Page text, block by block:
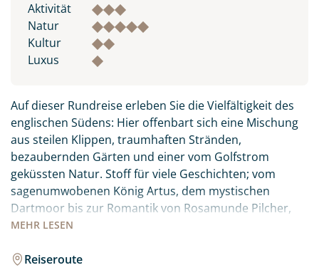
Aktivität
Natur
Kultur
Luxus
MEHR LESEN
Auf dieser Rundreise erleben Sie die Vielfältigkeit des
englischen Südens: Hier offenbart sich eine Mischung
aus steilen Klippen, traumhaften Stränden,
bezaubernden Gärten und einer vom Golfstrom
geküssten Natur. Stoff für viele Geschichten; vom
sagenumwobenen König Artus, dem mystischen
Dartmoor bis zur Romantik von Rosamunde Pilcher,
begegnen dem Lifestyle des einstigen Landadels und
wohnen Sie in ausgewählten B&B´s oder Hotels um die
Reiseroute